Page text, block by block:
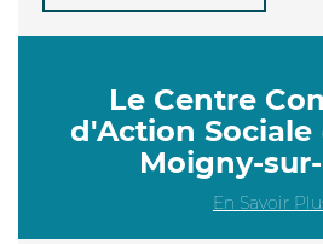
Le Centre
d'Action Sociale
Moigny-
En Savoir